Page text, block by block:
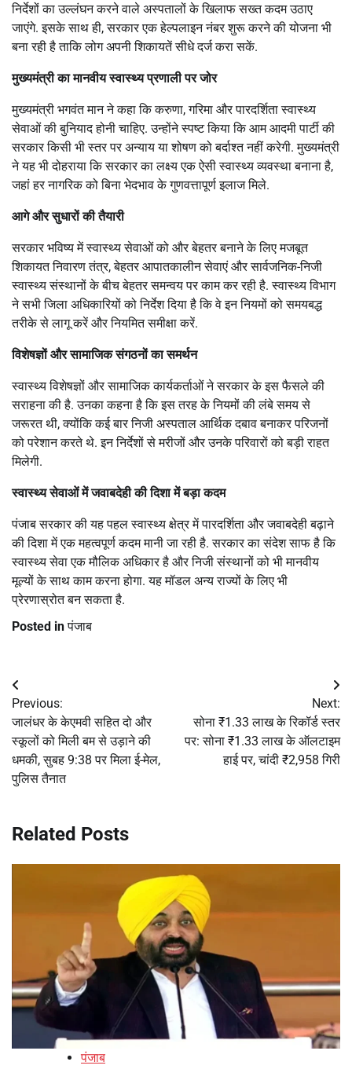
निर्देशों का उल्लंघन करने वाले अस्पतालों के खिलाफ सख्त कदम उठाए
जाएंगे. इसके साथ ही, सरकार एक हेल्पलाइन नंबर शुरू करने की योजना भी
बना रही है ताकि लोग अपनी शिकायतें सीधे दर्ज करा सकें.
मुख्यमंत्री का मानवीय स्वास्थ्य प्रणाली पर जोर
मुख्यमंत्री भगवंत मान ने कहा कि करुणा, गरिमा और पारदर्शिता स्वास्थ्य
सेवाओं की बुनियाद होनी चाहिए. उन्होंने स्पष्ट किया कि आम आदमी पार्टी की
सरकार किसी भी स्तर पर अन्याय या शोषण को बर्दाश्त नहीं करेगी. मुख्यमंत्री
ने यह भी दोहराया कि सरकार का लक्ष्य एक ऐसी स्वास्थ्य व्यवस्था बनाना है,
जहां हर नागरिक को बिना भेदभाव के गुणवत्तापूर्ण इलाज मिले.
आगे और सुधारों की तैयारी
सरकार भविष्य में स्वास्थ्य सेवाओं को और बेहतर बनाने के लिए मजबूत
शिकायत निवारण तंत्र, बेहतर आपातकालीन सेवाएं और सार्वजनिक-निजी
स्वास्थ्य संस्थानों के बीच बेहतर समन्वय पर काम कर रही है. स्वास्थ्य विभाग
ने सभी जिला अधिकारियों को निर्देश दिया है कि वे इन नियमों को समयबद्ध
तरीके से लागू करें और नियमित समीक्षा करें.
विशेषज्ञों और सामाजिक संगठनों का समर्थन
स्वास्थ्य विशेषज्ञों और सामाजिक कार्यकर्ताओं ने सरकार के इस फैसले की
सराहना की है. उनका कहना है कि इस तरह के नियमों की लंबे समय से
जरूरत थी, क्योंकि कई बार निजी अस्पताल आर्थिक दबाव बनाकर परिजनों
को परेशान करते थे. इन निर्देशों से मरीजों और उनके परिवारों को बड़ी राहत
मिलेगी.
स्वास्थ्य सेवाओं में जवाबदेही की दिशा में बड़ा कदम
पंजाब सरकार की यह पहल स्वास्थ्य क्षेत्र में पारदर्शिता और जवाबदेही बढ़ाने
की दिशा में एक महत्वपूर्ण कदम मानी जा रही है. सरकार का संदेश साफ है कि
स्वास्थ्य सेवा एक मौलिक अधिकार है और निजी संस्थानों को भी मानवीय
मूल्यों के साथ काम करना होगा. यह मॉडल अन्य राज्यों के लिए भी
प्रेरणास्रोत बन सकता है.
Posted inपंजाब
Post
navigation
Previous:
जालंधर के केएमवी सहित दो और
स्कूलों को मिली बम से उड़ाने की
धमकी, सुबह 9:38 पर मिला ई-मेल,
पुलिस तैनात
Next:
सोना ₹1.33 लाख के रिकॉर्ड स्तर
पर: सोना ₹1.33 लाख के ऑलटाइम
हाई पर, चांदी ₹2,958 गिरी
Related Posts
पंजाब